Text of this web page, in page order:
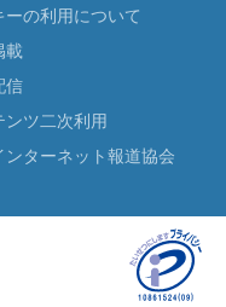
ーの利用について
載
信
ンツ二次利用
ンターネット報道協会